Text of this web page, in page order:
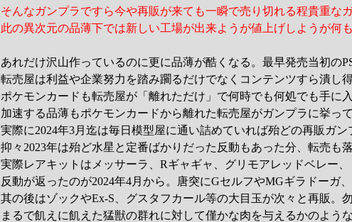
そんなガンプラですら今や再販が来ても一瞬で売り切れる程貴重な
此の異次元の品薄下では新しい工場が出来ようが値上げしようが何
あれだけ沢山作っているのに更に品薄が酷くなる。最早発売当初の
転売屋は利益や企業努力を踏み躙るだけでなくコンテンツすら潰し
ポケモンカードも転売屋が「離れただけ」で何時でも何処でも手に
加速する品薄もポケモンカードから離れた転売屋がガンプラに挙っ
実際に2024年3月迄は毎日模型屋に通い詰めていれば殆どの再販ガン
抑々2023年は殆ど水星と定番ばかりだった反動もあった分、転売も
実際レアキットはメッサーラ、Rギャギャ、グリモアレッドベレー、
反動が返ったのが2024年4月から。唐突にGセルフやMGギラドーガ
其の後はゾックやEx-S、グスタフカール等の大目玉が次々と再販。
まるで飢えに飢えた猛獣の群れに対して僅かな肉を与えるかのよう